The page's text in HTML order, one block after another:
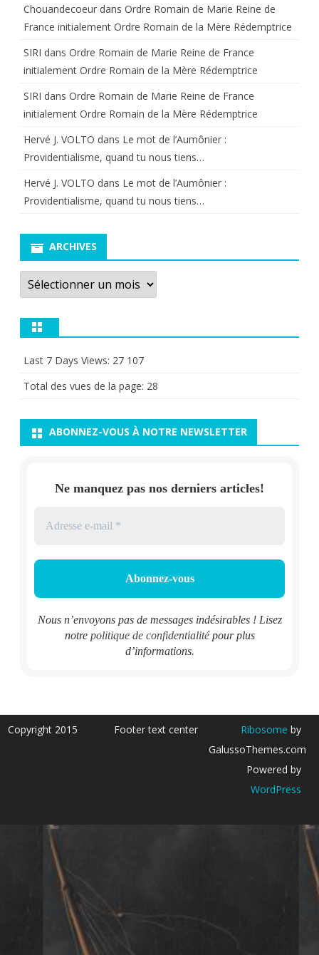
Chouandecoeur dans Ordre Romain de Marie Reine de
France initialement Ordre Romain de la Mère Rédemptrice
SIRI dans Ordre Romain de Marie Reine de France
initialement Ordre Romain de la Mère Rédemptrice
SIRI dans Ordre Romain de Marie Reine de France
initialement Ordre Romain de la Mère Rédemptrice
Hervé J. VOLTO dans Le mot de l’Aumônier :
Providentialisme, quand tu nous tiens…
Hervé J. VOLTO dans Le mot de l’Aumônier :
Providentialisme, quand tu nous tiens…
ARCHIVES
Archives
Last 7 Days Views: 27 107
Total des vues de la page: 28
ABONNEZ-VOUS À NOTRE NEWSLETTER
Ne manquez pas nos derniers articles!
Nous n’envoyons pas de messages indésirables ! Lisez
notre politique de confidentialitépour plus
d’informations.
Copyright 2015 Footer text center Ribosome by
GalussoThemes.com
Powered by
WordPress